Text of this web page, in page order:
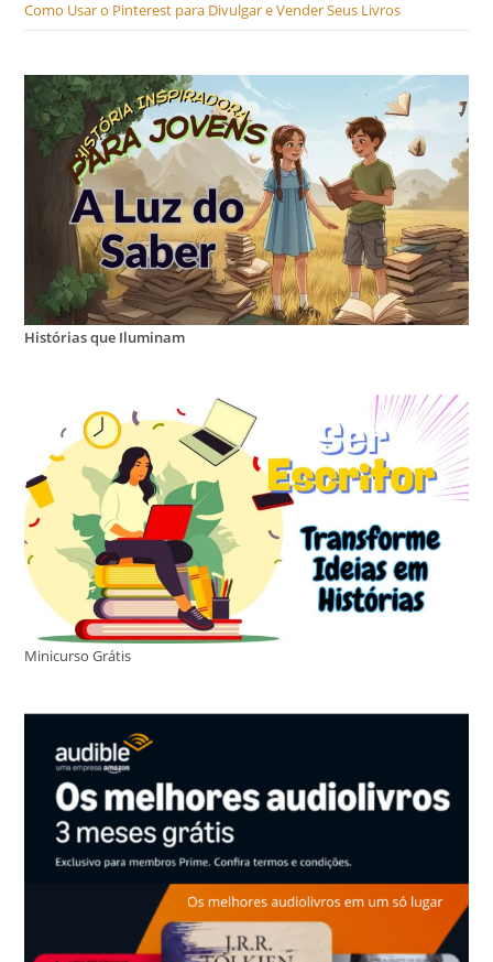
Como Usar o Pinterest para Divulgar e Vender Seus Livros
Histórias que Iluminam
Minicurso Grátis